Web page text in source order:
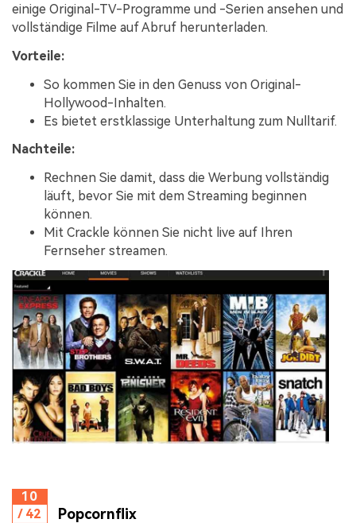
einige Original-TV-Programme und -Serien ansehen und
vollständige Filme auf Abruf herunterladen.
Vorteile:
So kommen Sie in den Genuss von Original-
Hollywood-Inhalten.
Es bietet erstklassige Unterhaltung zum Nulltarif.
Nachteile:
Rechnen Sie damit, dass die Werbung vollständig
läuft, bevor Sie mit dem Streaming beginnen
können.
Mit Crackle können Sie nicht live auf Ihren
Fernseher streamen.
10
/ 42
Popcornflix